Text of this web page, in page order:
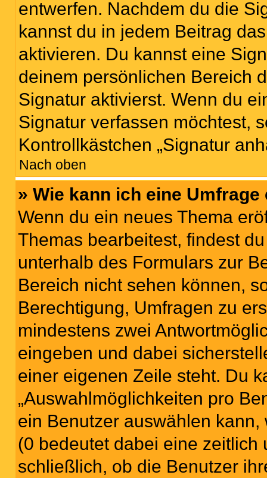
entwerfen. Nachdem du die
kannst du in jedem Beitrag
aktivieren. Du kannst eine
deinem persönlichen Bereich
Signatur aktivierst. Wenn du
Signatur verfassen möchtest,
Kontrollkästchen „Signatur
Nach oben
» Wie kann ich eine
Wenn du ein neues Thema
Themas bearbeitest, findest
unterhalb des Formulars zur
Bereich nicht sehen können,
Berechtigung, Umfragen zu
mindestens zwei
eingeben und dabei
einer eigenen Zeile steht. Du
„Auswahlmöglichkeiten pro
ein Benutzer auswählen
(0 bedeutet dabei eine zeitlich
schließlich, ob die Benutzer